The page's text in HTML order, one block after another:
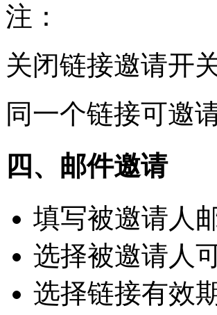
注：
关闭链接邀请开
同一个链接可邀
四、邮件邀请
填写被邀请人
选择被邀请人
选择链接有效